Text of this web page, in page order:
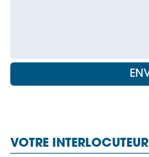
VOTRE INTERLOCUTEUR